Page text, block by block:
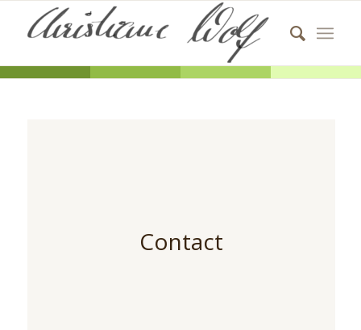
Contact